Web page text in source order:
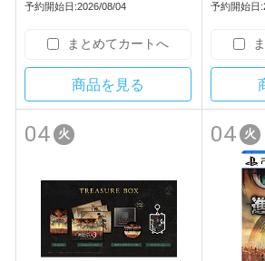
予約開始日:2026/08/04
まとめてカートへ
商品を見る
予約開始日
04 火 04 火